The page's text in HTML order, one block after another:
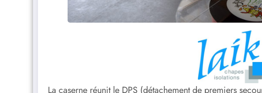
La caserne réunit le DPS (détachement de premiers